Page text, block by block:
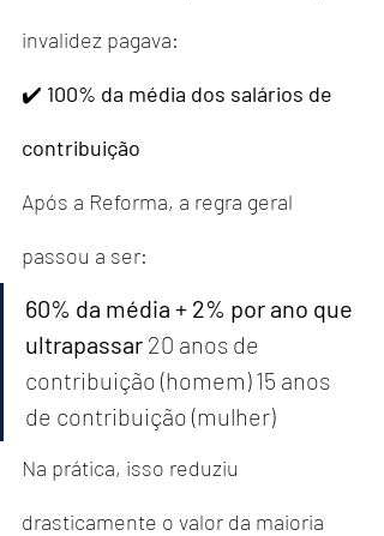
invalidez pagava:
✔️ 100% da média dos salários de
contribuição
Após a Reforma, a regra geral
passou a ser:
60% da média + 2% por ano que
ultrapassar 20 anos de
contribuição (homem) 15 anos
de contribuição (mulher)
Na prática, isso reduziu
drasticamente o valor da maioria